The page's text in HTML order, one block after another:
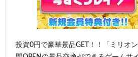
投資0円で豪華景品GET！！「ミリオ